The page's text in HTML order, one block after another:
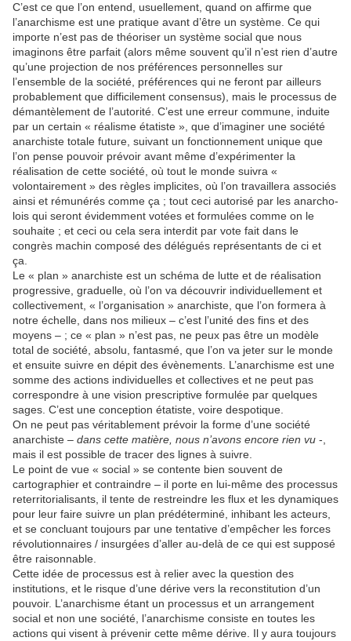
C’est ce que l’on entend, usuellement, quand on affirme que
l’anarchisme est une pratique avant d’être un système. Ce qui
importe n’est pas de théoriser un système social que nous
imaginons être parfait (alors même souvent qu’il n’est rien d’autre
qu’une projection de nos préférences personnelles sur
l’ensemble de la société, préférences qui ne feront par ailleurs
probablement que difficilement consensus), mais le processus de
démantèlement de l’autorité. C’est une erreur commune, induite
par un certain « réalisme étatiste », que d’imaginer une société
anarchiste totale future, suivant un fonctionnement unique que
l’on pense pouvoir prévoir avant même d’expérimenter la
réalisation de cette société, où tout le monde suivra «
volontairement » des règles implicites, où l’on travaillera associés
ainsi et rémunérés comme ça ; tout ceci autorisé par les anarcho-
lois qui seront évidemment votées et formulées comme on le
souhaite ; et ceci ou cela sera interdit par vote fait dans le
congrès machin composé des délégués représentants de ci et
ça.
Le « plan » anarchiste est un schéma de lutte et de réalisation
progressive, graduelle, où l’on va découvrir individuellement et
collectivement, « l’organisation » anarchiste, que l’on formera à
notre échelle, dans nos milieux – c’est l’unité des fins et des
moyens – ; ce « plan » n’est pas, ne peux pas être un modèle
total de société, absolu, fantasmé, que l’on va jeter sur le monde
et ensuite suivre en dépit des évènements. L’anarchisme est une
somme des actions individuelles et collectives et ne peut pas
correspondre à une vision prescriptive formulée par quelques
sages. C’est une conception étatiste, voire despotique.
On ne peut pas véritablement prévoir la forme d’une société
anarchiste – dans cette matière, nous n’avons encore rien vu -,
mais il est possible de tracer des lignes à suivre.
Le point de vue « social » se contente bien souvent de
cartographier et contraindre – il porte en lui-même des processus
reterritorialisants, il tente de restreindre les flux et les dynamiques
pour leur faire suivre un plan prédéterminé, inhibant les acteurs,
et se concluant toujours par une tentative d’empêcher les forces
révolutionnaires / insurgées d’aller au-delà de ce qui est supposé
être raisonnable.
Cette idée de processus est à relier avec la question des
institutions, et le risque d’une dérive vers la reconstitution d’un
pouvoir. L’anarchisme étant un processus et un arrangement
social et non une société, l’anarchisme consiste en toutes les
actions qui visent à prévenir cette même dérive. Il y aura toujours